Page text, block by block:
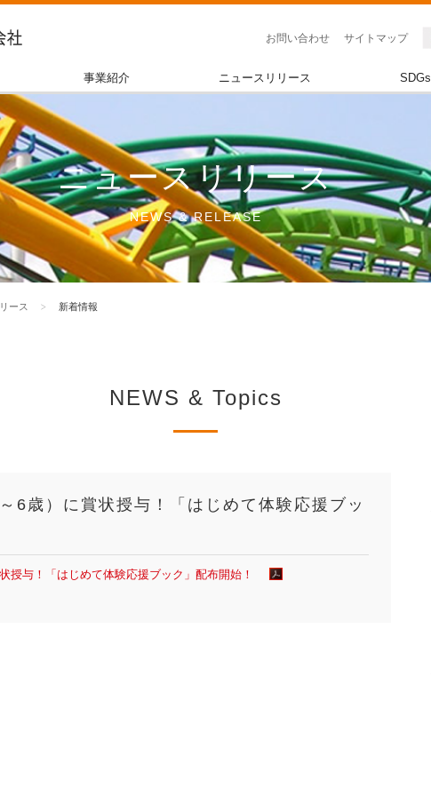
お問い合わせ サイトマップ
事業紹介 ニュースリリース SDGs
ニュースリリース
NEWS & RELEASE
ース 新着情報
NEWS & Topics
6歳）に賞状授与！「はじめて体験応援ブッ
授与！「はじめて体験応援ブック」配布開始！